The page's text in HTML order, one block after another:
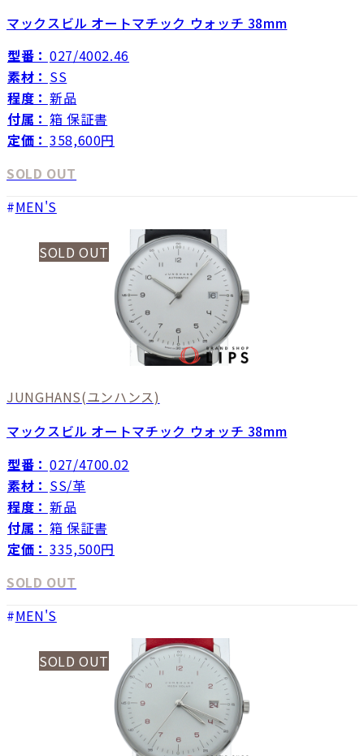
マックスビル オートマチック ウォッチ 38mm
型番： 027/4002.46
素材： SS
程度： 新品
付属： 箱 保証書
定価： 358,600円
SOLD OUT
MEN'S
SOLD OUT
JUNGHANS(ユンハンス)
マックスビル オートマチック ウォッチ 38mm
型番： 027/4700.02
素材： SS/革
程度： 新品
付属： 箱 保証書
定価： 335,500円
SOLD OUT
MEN'S
SOLD OUT